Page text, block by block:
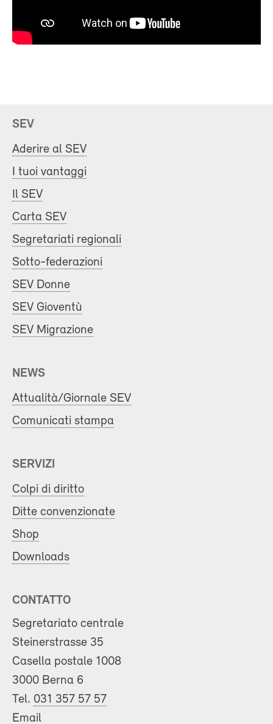
SEV
Aderire al SEV
I tuoi vantaggi
Il SEV
Carta SEV
Segretariati regionali
Sotto-federazioni
SEV Donne
SEV Gioventù
SEV Migrazione
NEWS
Attualità/Giornale SEV
Comunicati stampa
SERVIZI
Colpi di diritto
Ditte convenzionate
Shop
Downloads
CONTATTO
Segretariato centrale
Steinerstrasse 35
Casella postale 1008
3000 Berna 6
Tel. 031 357 57 57
Email